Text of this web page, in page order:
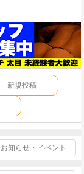
新規投稿
お知らせ・イベント